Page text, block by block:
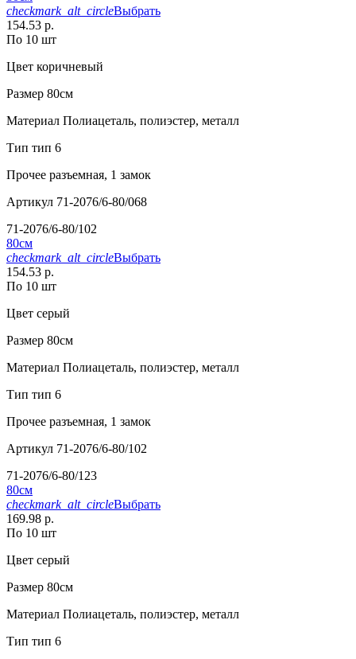
checkmark_alt_circleВыбрать
154.53 р.
По 10 шт
Цвет коричневый
Размер 80см
Материал Полиацеталь, полиэстер, металл
Тип тип 6
Прочее разъемная, 1 замок
Артикул 71-2076/6-80/068
71-2076/6-80/102
80см
checkmark_alt_circleВыбрать
154.53 р.
По 10 шт
Цвет серый
Размер 80см
Материал Полиацеталь, полиэстер, металл
Тип тип 6
Прочее разъемная, 1 замок
Артикул 71-2076/6-80/102
71-2076/6-80/123
80см
checkmark_alt_circleВыбрать
169.98 р.
По 10 шт
Цвет серый
Размер 80см
Материал Полиацеталь, полиэстер, металл
Тип тип 6